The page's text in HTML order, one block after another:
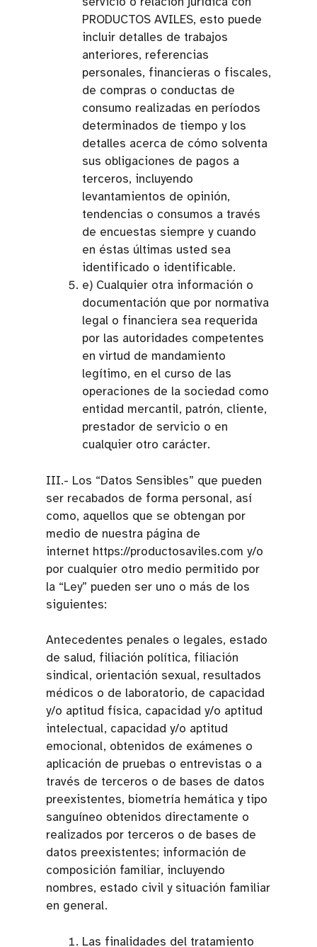
PRODUCTOS AVILES, esto puede
incluir detalles de trabajos
anteriores, referencias
personales, financieras o fiscales,
de compras o conductas de
consumo realizadas en períodos
determinados de tiempo y los
detalles acerca de cómo solventa
sus obligaciones de pagos a
terceros, incluyendo
levantamientos de opinión,
tendencias o consumos a través
de encuestas siempre y cuando
en éstas últimas usted sea
identificado o identificable.
e) Cualquier otra información o
documentación que por normativa
legal o financiera sea requerida
por las autoridades competentes
en virtud de mandamiento
legítimo, en el curso de las
operaciones de la sociedad como
entidad mercantil, patrón, cliente,
prestador de servicio o en
cualquier otro carácter.
III.- Los “Datos Sensibles” que pueden
ser recabados de forma personal, así
como, aquellos que se obtengan por
medio de nuestra página de
internet https://productosaviles.com y/o
por cualquier otro medio permitido por
la “Ley” pueden ser uno o más de los
siguientes:
Antecedentes penales o legales, estado
de salud, filiación política, filiación
sindical, orientación sexual, resultados
médicos o de laboratorio, de capacidad
y/o aptitud física, capacidad y/o aptitud
intelectual, capacidad y/o aptitud
emocional, obtenidos de exámenes o
aplicación de pruebas o entrevistas o a
través de terceros o de bases de datos
preexistentes, biometría hemática y tipo
sanguíneo obtenidos directamente o
realizados por terceros o de bases de
datos preexistentes; información de
composición familiar, incluyendo
nombres, estado civil y situación familiar
en general.
Las finalidades del tratamiento